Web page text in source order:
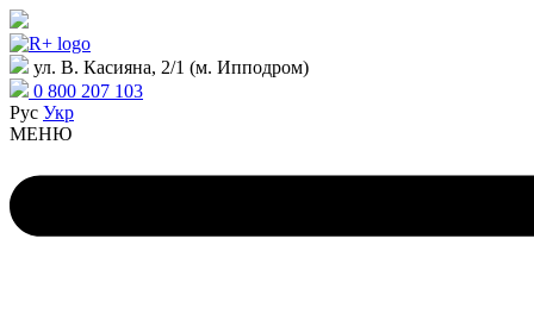
ул. В. Касияна, 2/1 (м. Ипподром)
0 800 207 103
Рус Укр
МЕНЮ